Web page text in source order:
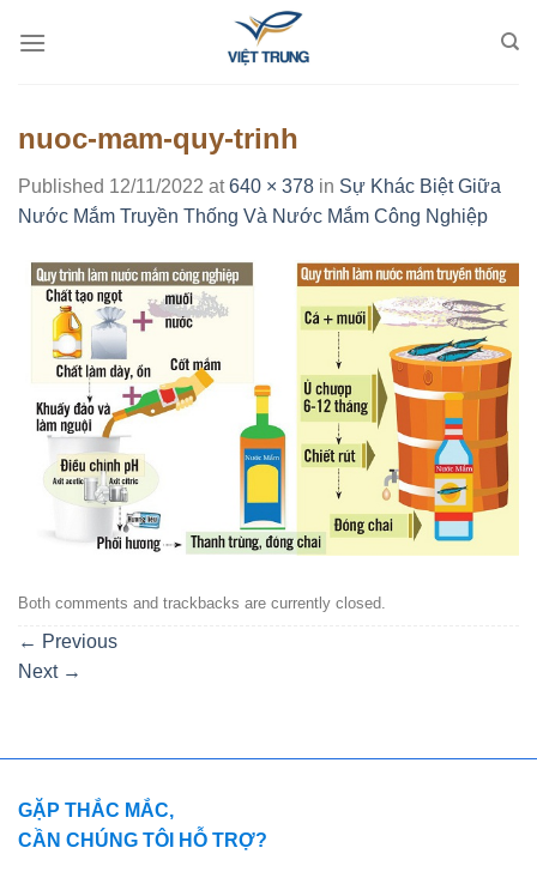
nuoc-mam-quy-trinh
Published 12/11/2022 at640 × 378 in Sự Khác Biệt Giữa
Nước Mắm Truyền Thống Và Nước Mắm Công Nghiệp
Both comments and trackbacks are currently closed.
← Previous
Next →
GẶP THẮC MẮC,
CẦN CHÚNG TÔI HỖ TRỢ?